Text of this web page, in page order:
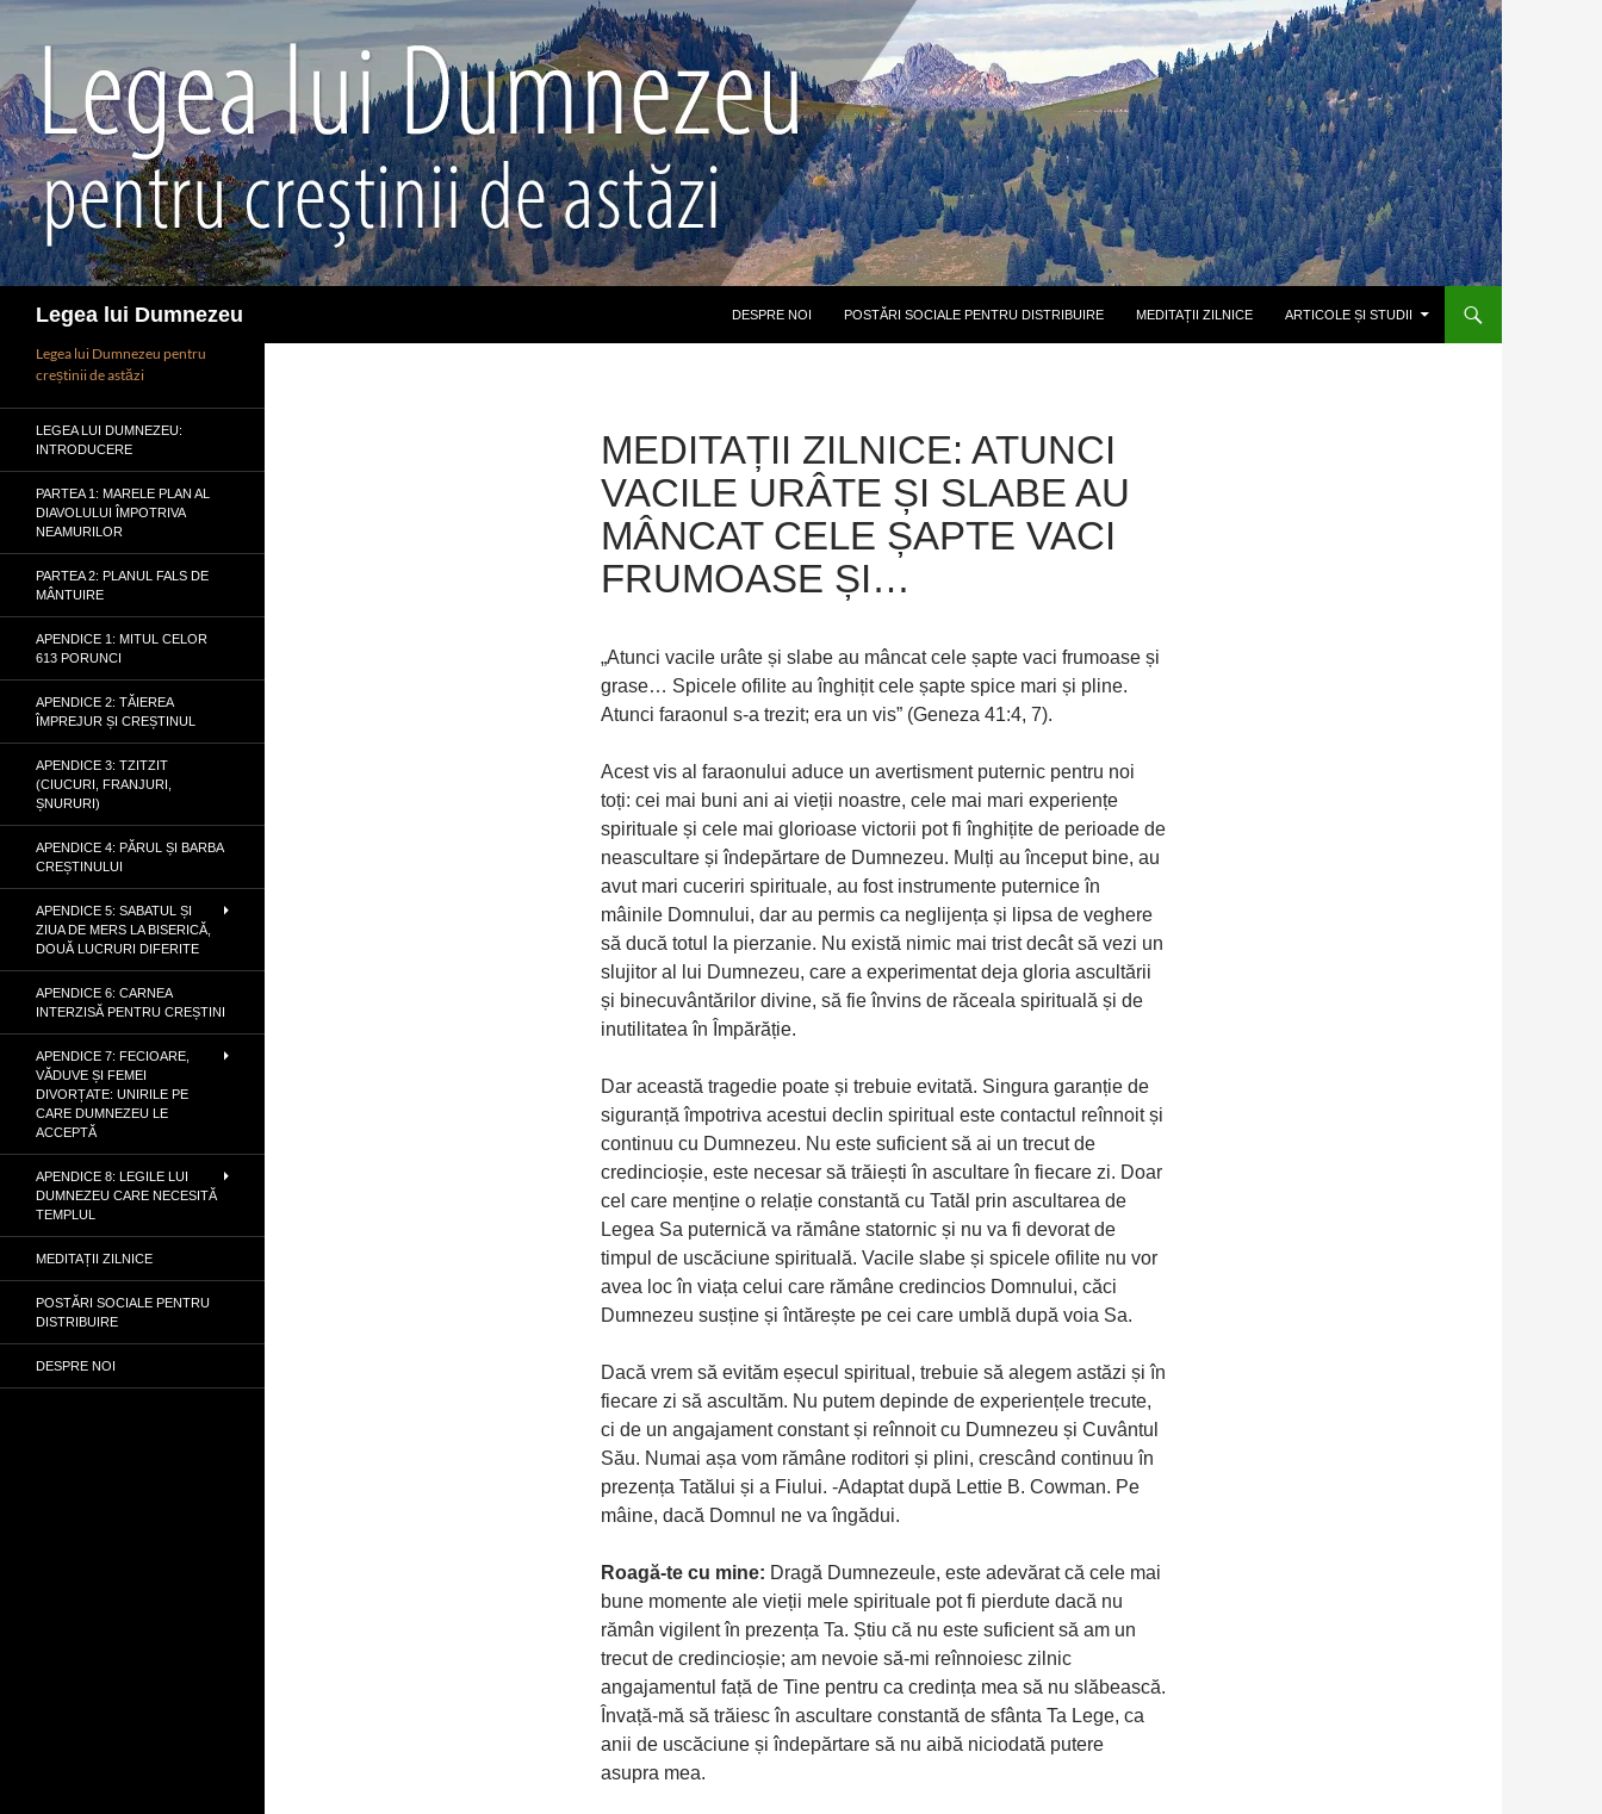
conținut
Legea lui Dumnezeu DESPRE NOI POSTĂRI SOCIALE PENTRU DISTRIBUIRE MEDITAȚII ZILNICE ARTICOLE ȘI STUDII
MEDITAȚII ZILNICE: ATUNCI
VACILE URÂTE ȘI SLABE AU
MÂNCAT CELE ȘAPTE VACI
FRUMOASE ȘI…
„Atunci vacile urâte și slabe au mâncat cele șapte vaci frumoase și
grase… Spicele ofilite au înghițit cele șapte spice mari și pline.
Atunci faraonul s-a trezit; era un vis” (Geneza 41:4, 7).
Acest vis al faraonului aduce un avertisment puternic pentru noi
toți: cei mai buni ani ai vieții noastre, cele mai mari experiențe
spirituale și cele mai glorioase victorii pot fi înghițite de perioade de
neascultare și îndepărtare de Dumnezeu. Mulți au început bine, au
avut mari cuceriri spirituale, au fost instrumente puternice în
mâinile Domnului, dar au permis ca neglijența și lipsa de veghere
să ducă totul la pierzanie. Nu există nimic mai trist decât să vezi un
slujitor al lui Dumnezeu, care a experimentat deja gloria ascultării
și binecuvântărilor divine, să fie învins de răceala spirituală și de
inutilitatea în Împărăție.
Dar această tragedie poate și trebuie evitată. Singura garanție de
siguranță împotriva acestui declin spiritual este contactul reînnoit și
continuu cu Dumnezeu. Nu este suficient să ai un trecut de
credincioșie, este necesar să trăiești în ascultare în fiecare zi. Doar
cel care menține o relație constantă cu Tatăl prin ascultarea de
Legea Sa puternică va rămâne statornic și nu va fi devorat de
timpul de uscăciune spirituală. Vacile slabe și spicele ofilite nu vor
avea loc în viața celui care rămâne credincios Domnului, căci
Dumnezeu susține și întărește pe cei care umblă după voia Sa.
Dacă vrem să evităm eșecul spiritual, trebuie să alegem astăzi și în
fiecare zi să ascultăm. Nu putem depinde de experiențele trecute,
ci de un angajament constant și reînnoit cu Dumnezeu și Cuvântul
Său. Numai așa vom rămâne roditori și plini, crescând continuu în
prezența Tatălui și a Fiului. -Adaptat după Lettie B. Cowman. Pe
mâine, dacă Domnul ne va îngădui.
Roagă-te cu mine: Dragă Dumnezeule, este adevărat că cele mai
bune momente ale vieții mele spirituale pot fi pierdute dacă nu
rămân vigilent în prezența Ta. Știu că nu este suficient să am un
trecut de credincioșie; am nevoie să-mi reînnoiesc zilnic
angajamentul față de Tine pentru ca credința mea să nu slăbească.
Învață-mă să trăiesc în ascultare constantă de sfânta Ta Lege, ca
anii de uscăciune și îndepărtare să nu aibă niciodată putere
asupra mea.
Legea lui Dumnezeu pentru
creștinii de astăzi
LEGEA LUI DUMNEZEU:
INTRODUCERE
PARTEA 1: MARELE PLAN AL
DIAVOLULUI ÎMPOTRIVA
NEAMURILOR
PARTEA 2: PLANUL FALS DE
MÂNTUIRE
APENDICE 1: MITUL CELOR
613 PORUNCI
APENDICE 2: TĂIEREA
ÎMPREJUR ȘI CREȘTINUL
APENDICE 3: TZITZIT
(CIUCURI, FRANJURI,
ȘNURURI)
APENDICE 4: PĂRUL ȘI BARBA
CREȘTINULUI
APENDICE 5: SABATUL ȘI
ZIUA DE MERS LA BISERICĂ,
DOUĂ LUCRURI DIFERITE
APENDICE 6: CARNEA
INTERZISĂ PENTRU CREȘTINI
APENDICE 7: FECIOARE,
VĂDUVE ȘI FEMEI
DIVORȚATE: UNIRILE PE
CARE DUMNEZEU LE
ACCEPTĂ
APENDICE 8: LEGILE LUI
DUMNEZEU CARE NECESITĂ
TEMPLUL
MEDITAȚII ZILNICE
POSTĂRI SOCIALE PENTRU
DISTRIBUIRE
DESPRE NOI